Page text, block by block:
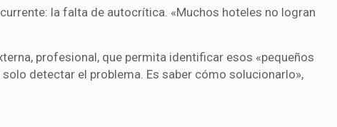
la falta de autocrítica. «Muchos hoteles no logran
profesional, que permita identificar esos «pequeños
detectar el problema. Es saber cómo solucionarlo»,